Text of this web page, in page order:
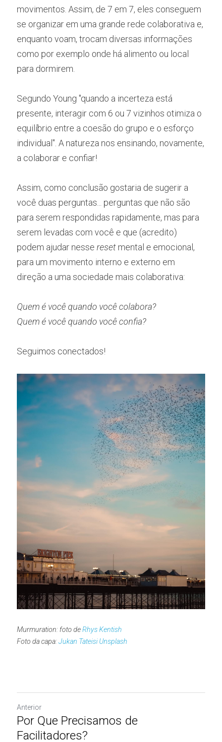
movimentos. Assim, de 7 em 7, eles conseguem
se organizar em uma grande rede colaborativa e,
enquanto voam, trocam diversas informações
como por exemplo onde há alimento ou local
para dormirem.
Segundo Young "quando a incerteza está
presente, interagir com 6 ou 7 vizinhos otimiza o
equilíbrio entre a coesão do grupo e o esforço
individual". A natureza nos ensinando, novamente,
a colaborar e confiar!
Assim, como conclusão gostaria de sugerir a
você duas perguntas... perguntas que não são
para serem respondidas rapidamente, mas para
serem levadas com você e que (acredito)
podem ajudar nesse reset mental e emocional,
para um movimento interno e externo em
direção a uma sociedade mais colaborativa:
Quem é você quando você colabora?
Quem é você quando você confia?
Seguimos conectados!
Murmuration: foto de Rhys Kentish
Foto da capa: Jukan Tateisi Unsplash
Anterior
Por Que Precisamos de
Facilitadores?